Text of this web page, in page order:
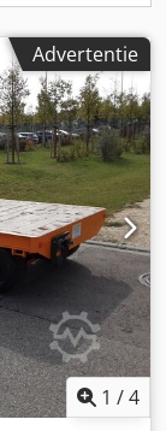
Advertentie
1 /4